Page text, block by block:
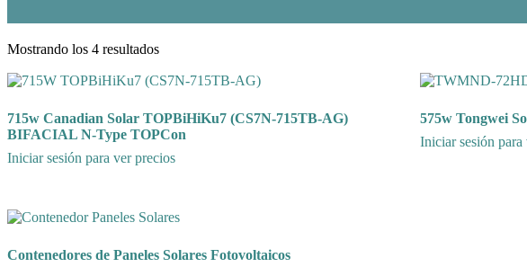
Mostrando los 4 resultados
715w Canadian Solar TOPBiHiKu7 (CS7N-715TB-AG)
BIFACIAL N-Type TOPCon
Iniciar sesión para ver precios
575w Tongwei
Iniciar sesión para
Contenedores de Paneles Solares Fotovoltaicos